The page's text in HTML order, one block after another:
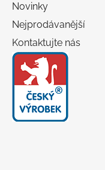
Novinky
Nejprodávanější
Kontaktujte nás